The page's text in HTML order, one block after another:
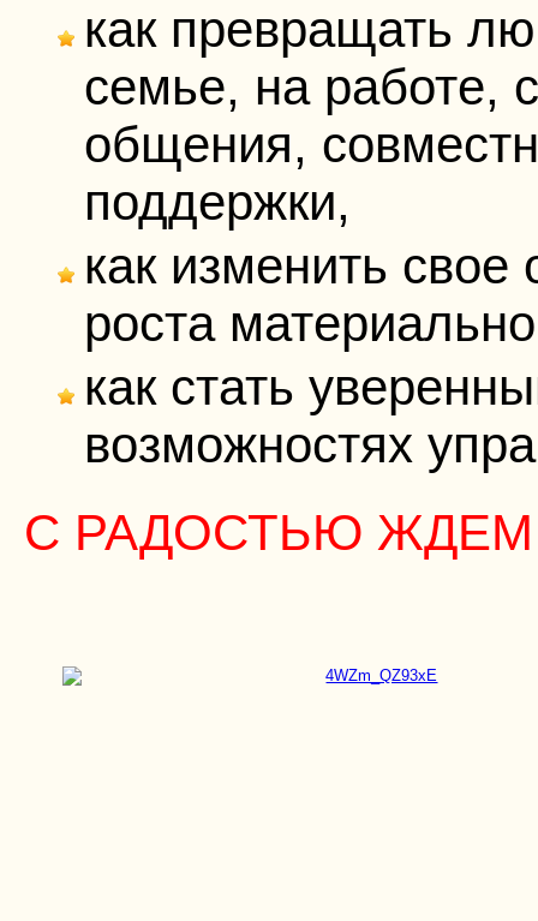
как превращать
семье, на работе,
общения,
поддержки,
как изменить
роста
как стать
возможностях
С РАДОСТЬЮ ЖДЕМ